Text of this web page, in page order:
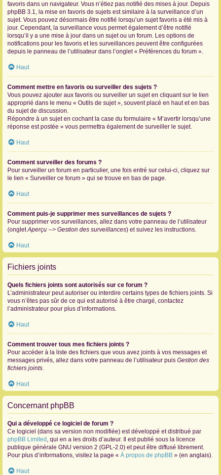
favoris dans un navigateur. Vous n’étiez pas notifié des mises à jour. Depuis
phpBB 3.1, la mise en favoris de sujets est similaire à la surveillance d’un
sujet. Vous pouvez désormais être notifié lorsqu’un sujet favoris a été mis à
jour. Cependant, la surveillance vous permet également d’être notifié
lorsqu’il y a une mise à jour dans un sujet ou un forum. Les options de
notifications pour les favoris et les surveillances peuvent être configurées
depuis le panneau de l’utilisateur dans l’onglet « Préférences du forum ».
Haut
Comment mettre en favoris ou surveiller des sujets ?
Vous pouvez ajouter aux favoris ou surveiller un sujet en cliquant sur le lien
approprié dans le menu « Outils de sujet », souvent placé en haut et en bas
du sujet de discussion.
Répondre à un sujet en cochant la case du formulaire « M’avertir lorsqu’une
réponse est postée » vous permettra également de surveiller le sujet.
Haut
Comment surveiller des forums ?
Pour surveiller un forum en particulier, une fois entré sur celui-ci, cliquez sur
le lien « Surveiller ce forum » qui se trouve en bas de page.
Haut
Comment puis-je supprimer mes surveillances de sujets ?
Pour supprimer vos surveillances, allez dans votre panneau de l’utilisateur
(ongletAperçu --> Gestion des surveillances) et suivez les instructions.
Haut
Fichiers joints
Quels fichiers joints sont autorisés sur ce forum ?
L’administrateur peut autoriser ou interdire certains types de fichiers joints. Si
vous n’êtes pas sûr de ce qui est autorisé à être chargé, contactez
l’administrateur pour plus d’informations.
Haut
Comment trouver tous mes fichiers joints ?
Pour accéder à la liste des fichiers que vous avez joints à vos messages et
messages privés, allez dans votre panneau de l’utilisateur puis Gestion des
fichiers joints.
Haut
Concernant phpBB
Qui a développé ce logiciel de forum ?
Ce logiciel (dans sa version non modifiée) est développé et distribué par
phpBB Limited , qui en a les droits d’auteur. Il est publié sous la licence
publique générale GNU version 2 (GPL-2.0) et peut être diffusé librement.
Pour plus d’informations, visitez la page « À propos de phpBB » (en anglais).
Haut